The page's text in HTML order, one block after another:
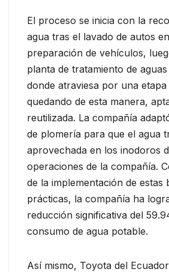
El proceso se inicia con la
agua tras el lavado de autos
preparación de vehículos,
planta de tratamiento de
donde atraviesa por una
quedando de esta manera,
reutilizada. La compañía
de plomería para que el agua
aprovechada en los inodoros
operaciones de la compañía.
de la implementación de estas
prácticas, la compañía ha
reducción significativa del
consumo de agua potable.
Así mismo, Toyota del